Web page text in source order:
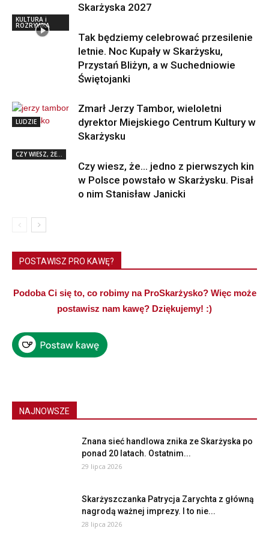
Skarżyska 2027
KULTURA i
ROZRYWKA
Tak będziemy celebrować przesilenie
letnie. Noc Kupały w Skarżysku,
Przystań Bliżyn, a w Suchedniowie
Świętojanki
LUDZIE
Zmarł Jerzy Tambor, wieloletni
dyrektor Miejskiego Centrum Kultury w
Skarżysku
CZY WIESZ, ŻE...
Czy wiesz, że… jedno z pierwszych kin
w Polsce powstało w Skarżysku. Pisał
o nim Stanisław Janicki
POSTAWISZ PRO KAWĘ?
Podoba Ci się to, co robimy na ProSkarżysko? Więc może
postawisz nam kawę? Dziękujemy! :)
NAJNOWSZE
Znana sieć handlowa znika ze Skarżyska po
ponad 20 latach. Ostatnim...
29 lipca 2026
Skarżyszczanka Patrycja Zarychta z główną
nagrodą ważnej imprezy. I to nie...
28 lipca 2026